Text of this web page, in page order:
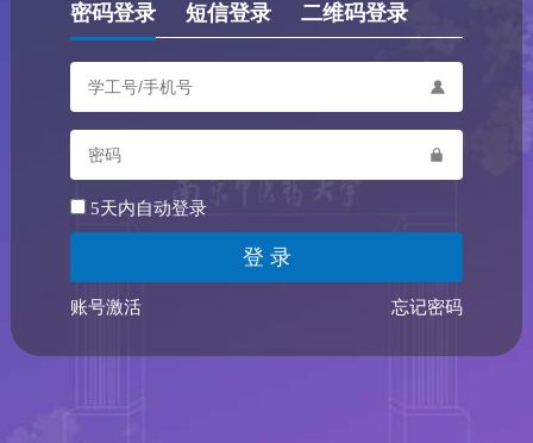
密码登录 短信登录 二维码登录
5天内自动登录
账号激活 忘记密码